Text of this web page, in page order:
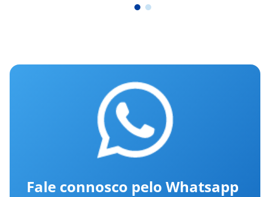
Fale connosco pelo Whatsapp